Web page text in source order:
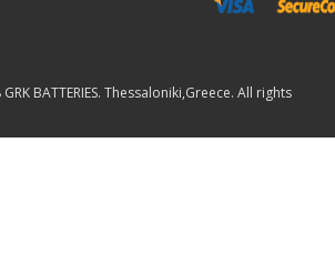
BATTERIES. Thessaloniki,Greece. All rights